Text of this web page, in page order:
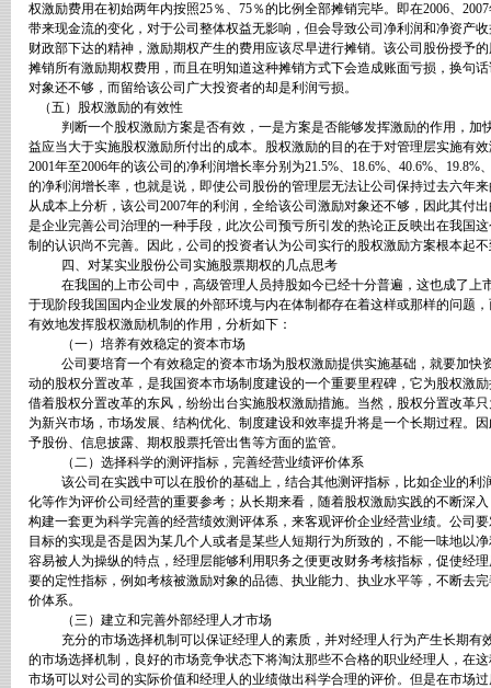
权激励费用在初始两年内按照25％、 75％的比例全部摊销完毕。即在2006、 2007
带来现金流的变化，对于公司整体权益无影响，但会导致公司净利润和净资产
财政部下达的精神，激励期权产生的费用应该尽早进行摊销。该公司股份授予
摊销所有激励期权费用，而且在明知道这种摊销方式下会造成账面亏损，换句
对象还不够，而留给该公司广大投资者的却是利润亏损。
（五）股权激励的有效性
判断一个股权激励方案是否有效，一是方案是否能够发挥激励的作用，加
益应当大于实施股权激励所付出的成本。股权激励的目的在于对管理层实施有
2001年至2006年的该公司的净利润增长率分别为21.5%、 18.6%、 40.6%、 19.8%
的净利润增长率，也就是说，即使公司股份的管理层无法让公司保持过去六年
从成本上分析，该公司 2007年的利润，全给该公司激励对象还不够，因此其付
是企业完善公司治理的一种手段，此次公司预亏所引发的热论正反映出在我国
制的认识尚不完善。因此，公司的投资者认为公司实行的股权激励方案根本起
四、对某实业股份公司实施股票期权的几点思考
在我国的上市公司中，高级管理人员持股如今已经十分普遍，这也成了
于现阶段我国国内企业发展的外部环境与内在体制都存在着这样或那样的问题
有效地发挥股权激励机制的作用，分析如下：
（一）培养有效稳定的资本市场
公司要培育一个有效稳定的资本市场为股权激励提供实施基础，就要加快
动的股权分置改革，是我国资本市场制度建设的一个重要里程碑，它为股权激
借着股权分置改革的东风，纷纷出台实施股权激励措施。当然，股权分置改革
为新兴市场，市场发展、结构优化、制度建设和效率提升将是一个长期过程。
予股份、信息披露、期权股票托管出售等方面的监管。
（二）选择科学的测评指标，完善经营业绩评价体系
该公司在实践中可以在股价的基础上，结合其他测评指标，比如企业的
化等作为评价公司经营的重要参考；从长期来看，随着股权激励实践的不断深
构建一套更为科学完善的经营绩效测评体系，来客观评价企业经营业绩。公司
目标的实现是否是因为某几个人或者是某些人短期行为所致的，不能一味地以
容易被人为操纵的特点，经理层能够利用职务之便更改财务考核指标，促使经
要的定性指标，例如考核被激励对象的品德、执业能力、执业水平等，不断去
价体系。
（三）建立和完善外部经理人才市场
充分的市场选择机制可以保证经理人的素质，并对经理人行为产生长期
的市场选择机制，良好的市场竞争状态下将淘汰那些不合格的职业经理人，在
市场可以对公司的实际价值和经理人的业绩做出科学合理的评价。但是在市场